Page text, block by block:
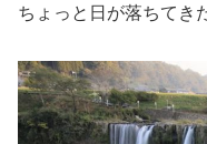
ちょっと日が落ちてき